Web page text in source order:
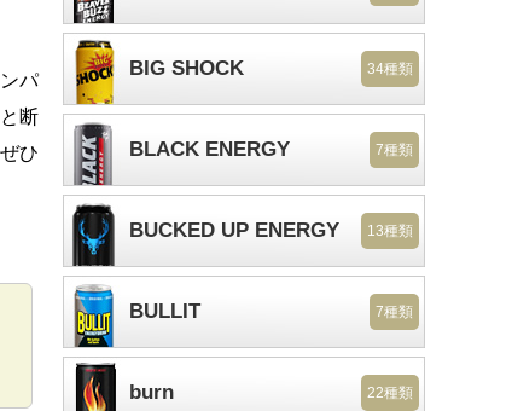
パ
断
ひ
BIG SHOCK 34種類
BLACK ENERGY 7種類
BUCKED UP ENERGY 13種類
BULLIT 7種類
burn 22種類